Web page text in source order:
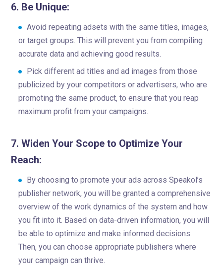
6. Be Unique:
Avoid repeating adsets with the same titles, images,
or target groups. This will prevent you from compiling
accurate data and achieving good results.
Pick different ad titles and ad images from those
publicized by your competitors or advertisers, who are
promoting the same product, to ensure that you reap
maximum profit from your campaigns.
7. Widen Your Scope to Optimize Your
Reach:
By choosing to promote your ads across Speakol’s
publisher network, you will be granted a comprehensive
overview of the work dynamics of the system and how
you fit into it. Based on data-driven information, you will
be able to optimize and make informed decisions.
Then, you can choose appropriate publishers where
your campaign can thrive.